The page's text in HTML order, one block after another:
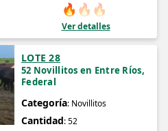
🔥 🔥 🔥
Ver detalles
LOTE 28
52 Novillitos en Entre Ríos,
Federal
Categoría: Novillitos
Cantidad: 52